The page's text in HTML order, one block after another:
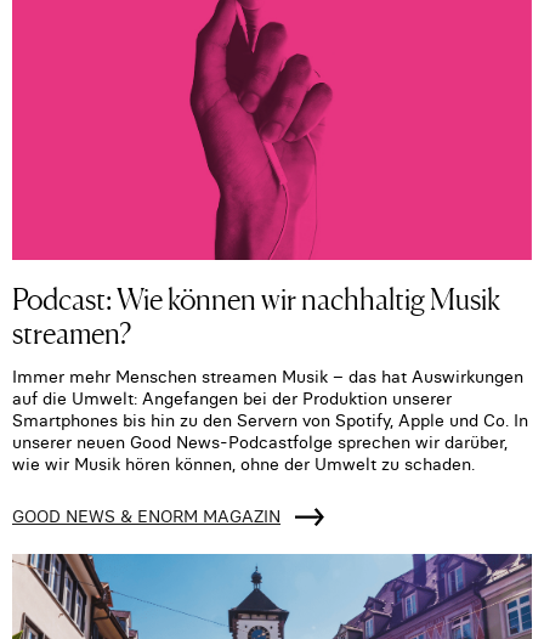
Podcast: Wie können wir nachhaltig Musik
streamen?
Immer mehr Menschen streamen Musik – das hat Auswirkungen
auf die Umwelt: Angefangen bei der Produktion unserer
Smartphones bis hin zu den Servern von Spotify, Apple und Co. In
unserer neuen Good News-Podcastfolge sprechen wir darüber,
wie wir Musik hören können, ohne der Umwelt zu schaden.
GOOD NEWS & ENORM MAGAZIN